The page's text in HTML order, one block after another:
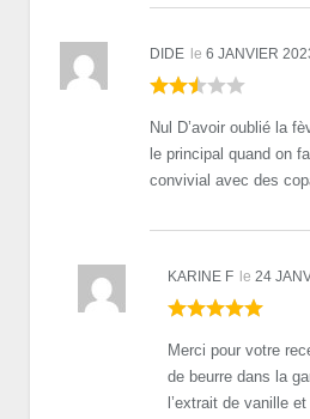
DIDE le 6 JANVIER
Nul D’avoir oublié la
le principal quand on
convivial avec des
KARINE F le 24
Merci pour votre
de beurre dans la
l’extrait de vanille et